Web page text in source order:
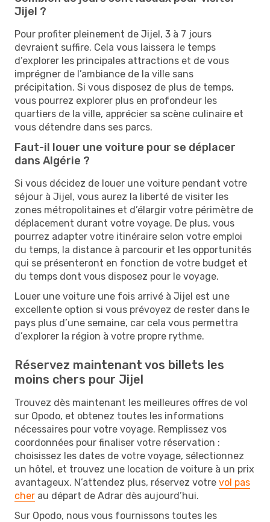
Jijel ?
Pour profiter pleinement de Jijel, 3 à 7 jours
devraient suffire. Cela vous laissera le temps
d’explorer les principales attractions et de vous
imprégner de l’ambiance de la ville sans
précipitation. Si vous disposez de plus de temps,
vous pourrez explorer plus en profondeur les
quartiers de la ville, apprécier sa scène culinaire et
vous détendre dans ses parcs.
Faut-il louer une voiture pour se déplacer
dans Algérie ?
Si vous décidez de louer une voiture pendant votre
séjour à Jijel, vous aurez la liberté de visiter les
zones métropolitaines et d’élargir votre périmètre de
déplacement durant votre voyage. De plus, vous
pourrez adapter votre itinéraire selon votre emploi
du temps, la distance à parcourir et les opportunités
qui se présenteront en fonction de votre budget et
du temps dont vous disposez pour le voyage.
Louer une voiture une fois arrivé à Jijel est une
excellente option si vous prévoyez de rester dans le
pays plus d’une semaine, car cela vous permettra
d’explorer la région à votre propre rythme.
Réservez maintenant vos billets les
moins chers pour Jijel
Trouvez dès maintenant les meilleures offres de vol
sur Opodo, et obtenez toutes les informations
nécessaires pour votre voyage. Remplissez vos
coordonnées pour finaliser votre réservation :
choisissez les dates de votre voyage, sélectionnez
un hôtel, et trouvez une location de voiture à un prix
avantageux. N’attendez plus, réservez votre vol pas
cher au départ de Adrar dès aujourd’hui.
Sur Opodo, nous vous fournissons toutes les